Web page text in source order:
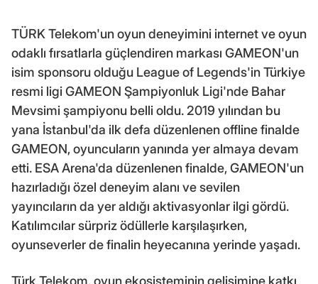
TÜRK Telekom'un oyun deneyimini internet ve oyun
odaklı fırsatlarla güçlendiren markası GAMEON'un
isim sponsoru olduğu League of Legends'in Türkiye
resmi ligi GAMEON Şampiyonluk Ligi'nde Bahar
Mevsimi şampiyonu belli oldu. 2019 yılından bu
yana İstanbul'da ilk defa düzenlenen offline finalde
GAMEON, oyuncuların yanında yer almaya devam
etti. ESA Arena'da düzenlenen finalde, GAMEON'un
hazırladığı özel deneyim alanı ve sevilen
yayıncıların da yer aldığı aktivasyonlar ilgi gördü.
Katılımcılar sürpriz ödüllerle karşılaşırken,
oyunseverler de finalin heyecanına yerinde yaşadı.
Türk Telekom, oyun ekosisteminin gelişimine katkı